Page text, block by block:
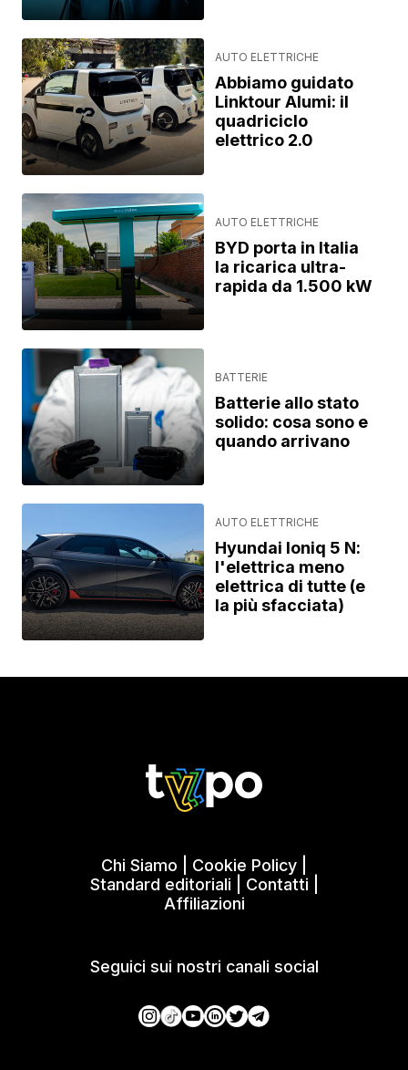
AUTO ELETTRICHE
Abbiamo guidato
Linktour Alumi: il
quadriciclo
elettrico 2.0
AUTO ELETTRICHE
BYD porta in Italia
la ricarica ultra-
rapida da 1.500 kW
BATTERIE
Batterie allo stato
solido: cosa sono e
quando arrivano
AUTO ELETTRICHE
Hyundai Ioniq 5 N:
l'elettrica meno
elettrica di tutte (e
la più sfacciata)
Chi Siamo Cookie Policy
Standard editoriali
Contatti
Affiliazioni
Seguici sui nostri canali social